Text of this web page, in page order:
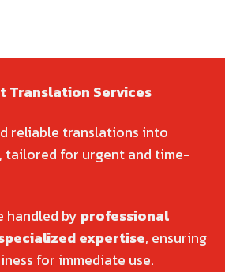
Translation Services
reliable translations into
tailored for urgent and time-
handled by professional
expertise, ensuring
for immediate use.